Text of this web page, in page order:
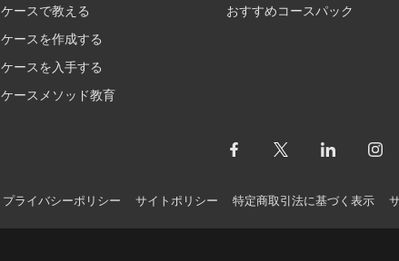
ケースで教える
ケースを作成する
ケースを入手する
ケースメソッド教育
おすすめコースパック
プライバシーポリシー サイトポリシー 特定商取引法に基づく表示